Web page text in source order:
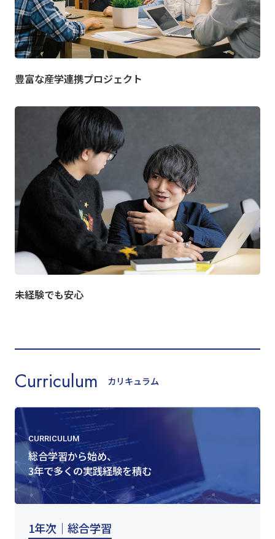
豊富な産学連携プロジェクト
未経験でも安心
Curriculum カリキュラム
CURRICULUM
総合学習から始め、
3年で多くの実践経験を積む
1年次｜総合学習